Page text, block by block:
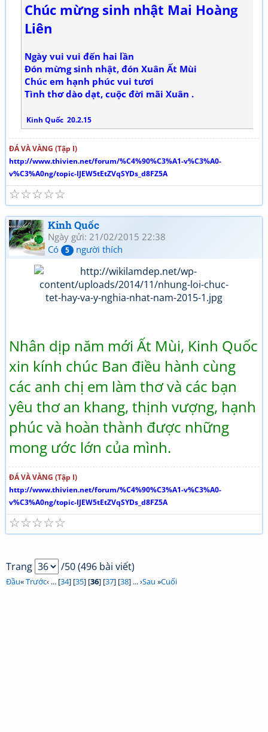
Chúc mừng sinh nhật Mai Hoàng
Liên
Ngày vui vui đến hai lần
Đón mừng sinh nhật, đón Xuân Ất Mùi
Chúc em hạnh phúc vui tươi
Tình thơ dào dạt, cuộc đời mãi Xuân .
Kinh Quốc 20.2.15
ĐÁ VÀ VÀNG (Tập I)
http://www.thivien.net/forum/%C4%90%C3%A1-v%C3%A0-
v%C3%A0ng/topic-IJEW5tEtZVqSYDs_d8FZ5A
☆
☆
☆
☆
☆
Kinh Quốc
Ngày gửi: 21/02/2015 22:38
Có
5 người thích
Nhân dịp năm mới Ất Mùi, Kinh Quốc
xin kính chúc Ban điều hành cùng
các anh chị em làm thơ và các bạn
yêu thơ an khang, thịnh vượng, hạnh
phúc và hoàn thành được những
mong ước lớn của mình.
ĐÁ VÀ VÀNG (Tập I)
http://www.thivien.net/forum/%C4%90%C3%A1-v%C3%A0-
v%C3%A0ng/topic-IJEW5tEtZVqSYDs_d8FZ5A
☆
☆
☆
☆
☆
Trang /50 (496 bài viết)
Đầu«Trước‹ ... [34] [35] [36] [37] [38] ... ›Sau »Cuối